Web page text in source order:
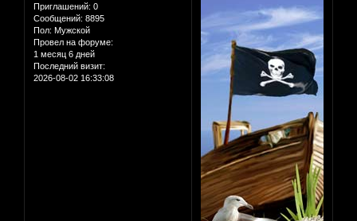
Приглашений: 0
Сообщений: 8895
Пол: Мужской
Провел на форуме:
1 месяц 6 дней
Последний визит:
2026-08-02 16:33:08